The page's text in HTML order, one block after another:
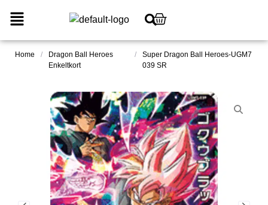
Home /
Dragon Ball Heroes
Enkeltkort
/
Super Dragon Ball Heroes-UGM7
039 SR